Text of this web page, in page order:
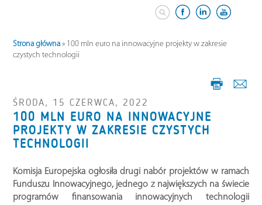
Strona główna » 100 mln euro na innowacyjne projekty w zakresie
czystych technologii
ŚRODA, 15 CZERWCA, 2022
100 MLN EURO NA INNOWACYJNE
PROJEKTY W ZAKRESIE CZYSTYCH
TECHNOLOGII
Komisja Europejska ogłosiła drugi nabór projektów w ramach
Funduszu Innowacyjnego, jednego z największych na świecie
programów finansowania innowacyjnych technologii